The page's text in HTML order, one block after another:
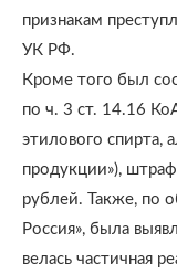
признакам
УК РФ.
Кроме того был
по ч. 3 ст. 14.16
этилового спирта,
продукции»),
рублей. Также, по
Россия», была
велась частичная